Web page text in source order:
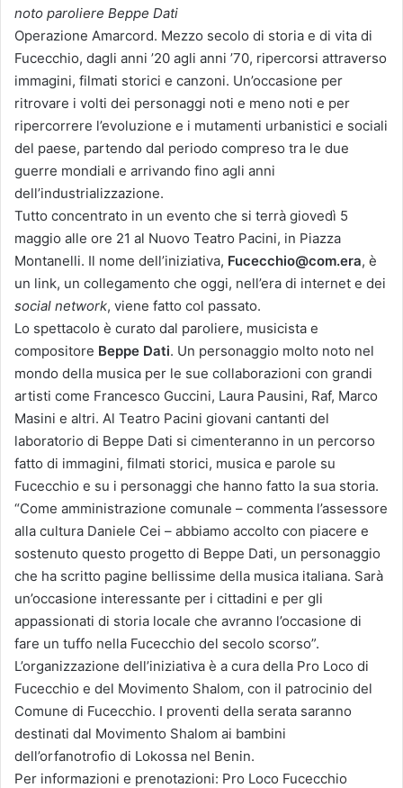
noto paroliere Beppe Dati
Operazione Amarcord. Mezzo secolo di storia e di vita di
Fucecchio, dagli anni ’20 agli anni ’70, ripercorsi attraverso
immagini, filmati storici e canzoni. Un’occasione per
ritrovare i volti dei personaggi noti e meno noti e per
ripercorrere l’evoluzione e i mutamenti urbanistici e sociali
del paese, partendo dal periodo compreso tra le due
guerre mondiali e arrivando fino agli anni
dell’industrializzazione.
Tutto concentrato in un evento che si terrà giovedì 5
maggio alle ore 21 al Nuovo Teatro Pacini, in Piazza
Montanelli. Il nome dell’iniziativa, Fucecchio@com.era, è
un link, un collegamento che oggi, nell’era di internet e dei
social network, viene fatto col passato.
Lo spettacolo è curato dal paroliere, musicista e
compositore Beppe Dati. Un personaggio molto noto nel
mondo della musica per le sue collaborazioni con grandi
artisti come Francesco Guccini, Laura Pausini, Raf, Marco
Masini e altri. Al Teatro Pacini giovani cantanti del
laboratorio di Beppe Dati si cimenteranno in un percorso
fatto di immagini, filmati storici, musica e parole su
Fucecchio e su i personaggi che hanno fatto la sua storia.
“Come amministrazione comunale – commenta l’assessore
alla cultura Daniele Cei – abbiamo accolto con piacere e
sostenuto questo progetto di Beppe Dati, un personaggio
che ha scritto pagine bellissime della musica italiana. Sarà
un’occasione interessante per i cittadini e per gli
appassionati di storia locale che avranno l’occasione di
fare un tuffo nella Fucecchio del secolo scorso”.
L’organizzazione dell’iniziativa è a cura della Pro Loco di
Fucecchio e del Movimento Shalom, con il patrocinio del
Comune di Fucecchio. I proventi della serata saranno
destinati dal Movimento Shalom ai bambini
dell’orfanotrofio di Lokossa nel Benin.
Per informazioni e prenotazioni: Pro Loco Fucecchio